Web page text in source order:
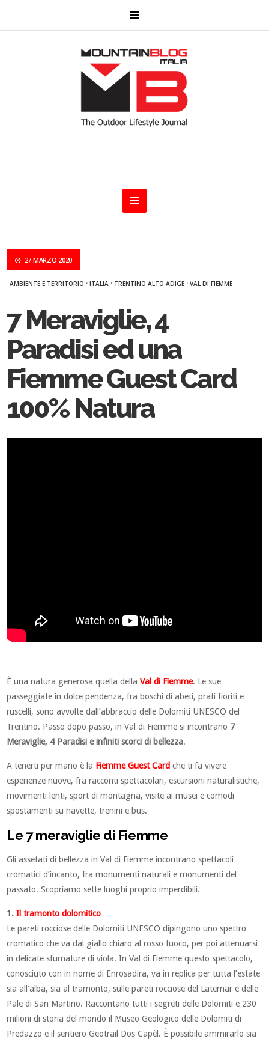
27 MARZO 2020
AMBIENTE E TERRITORIO ·ITALIA · TRENTINO ALTO ADIGE ·VAL DI FIEMME
7 Meraviglie, 4
Paradisi ed una
Fiemme Guest Card
100% Natura
È una natura generosa quella dellaVal di Fiemme. Le sue
passeggiate in dolce pendenza, fra boschi di abeti, prati fioriti e
ruscelli, sono avvolte dall’abbraccio delle Dolomiti UNESCO del
Trentino. Passo dopo passo, in Val di Fiemme si incontrano 7
Meraviglie, 4 Paradisi e infiniti scorci di bellezza.
A tenerti per mano è la Fiemme Guest Card che ti fa vivere
esperienze nuove, fra racconti spettacolari, escursioni naturalistiche,
movimenti lenti, sport di montagna, visite ai musei e comodi
spostamenti su navette, trenini e bus.
Le 7 meraviglie di Fiemme
Gli assetati di bellezza in Val di Fiemme incontrano spettacoli
cromatici d’incanto, fra monumenti naturali e monumenti del
passato. Scopriamo sette luoghi proprio imperdibili.
1.Il tramonto dolomitico
Le pareti rocciose delle Dolomiti UNESCO dipingono uno spettro
cromatico che va dal giallo chiaro al rosso fuoco, per poi attenuarsi
in delicate sfumature di viola. In Val di Fiemme questo spettacolo,
conosciuto con in nome di Enrosadira, va in replica per tutta l’estate
sia all’alba, sia al tramonto, sulle pareti rocciose del Latemar e delle
Pale di San Martino. Raccontano tutti i segreti delle Dolomiti e 230
milioni di storia del mondo il Museo Geologico delle Dolomiti di
Predazzo e il sentiero Geotrail Dos Capèl. È possibile ammirarlo sia